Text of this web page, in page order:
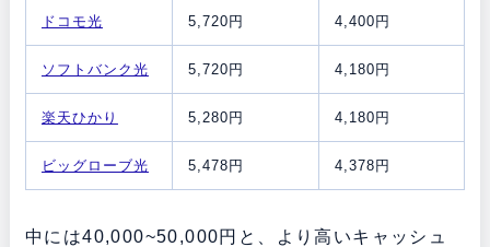
ドコモ光 5,720円 4,400円
ソフトバンク光 5,720円 4,180円
楽天ひかり 5,280円 4,180円
ビッグローブ光 5,478円 4,378円
中には40,000~50,000円と、より高いキャッシュ